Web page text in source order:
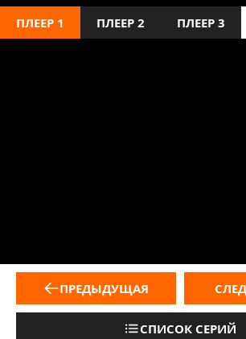
ПЛЕЕР 1 ПЛЕЕР 2 ПЛЕЕР 3
ПРЕДЫДУЩАЯ
СПИСОК СЕРИЙ